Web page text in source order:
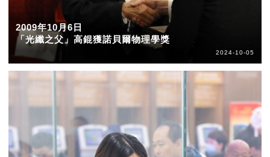
2009年10月6日
「光纖之父」高錕獲諾貝爾物理學獎
2024-10-05